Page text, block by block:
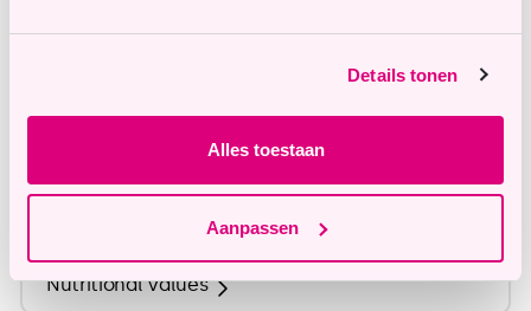
Details tonen
Alles toestaan
Aanpassen
info@tastyme.nl
Nutritional Values